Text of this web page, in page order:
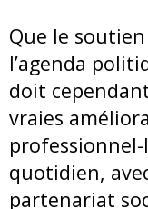
Que le
l’agenda
doit
vraies
quotidien,
partenariat